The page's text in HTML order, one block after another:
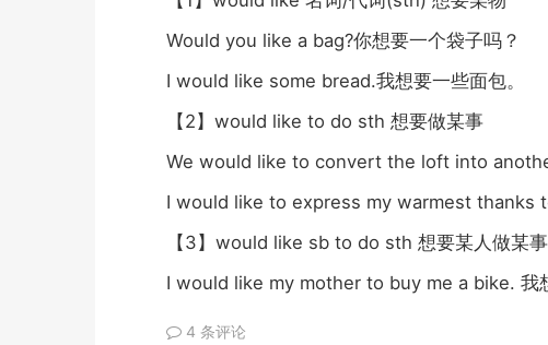
Would you like a bag?你想要一个袋子吗？
I would like some bread.我想要一些面包。
【 2 】 would like to do sth 想要做某事
We would like to convert the loft into
I would like to express my warmest thanks
【 3 】 would like sb to do sth 想要某人做某事
I would like my mother to buy me a bike. 我
4 条评论